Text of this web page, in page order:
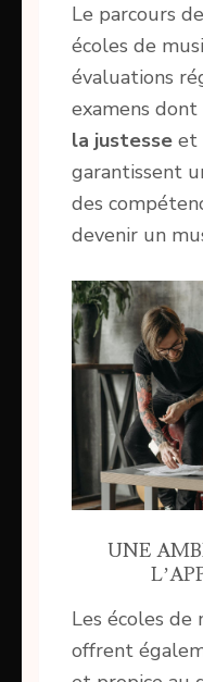
Le parcours
écoles de
évaluations
examens
la justesse et
garantissent
des
devenir un
UNE
Les écoles de
offrent